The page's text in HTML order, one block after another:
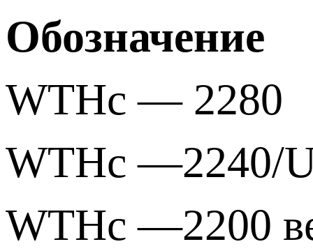
Обозначение
WTHc — 2280
WTHc —2240/
WTHc —2200